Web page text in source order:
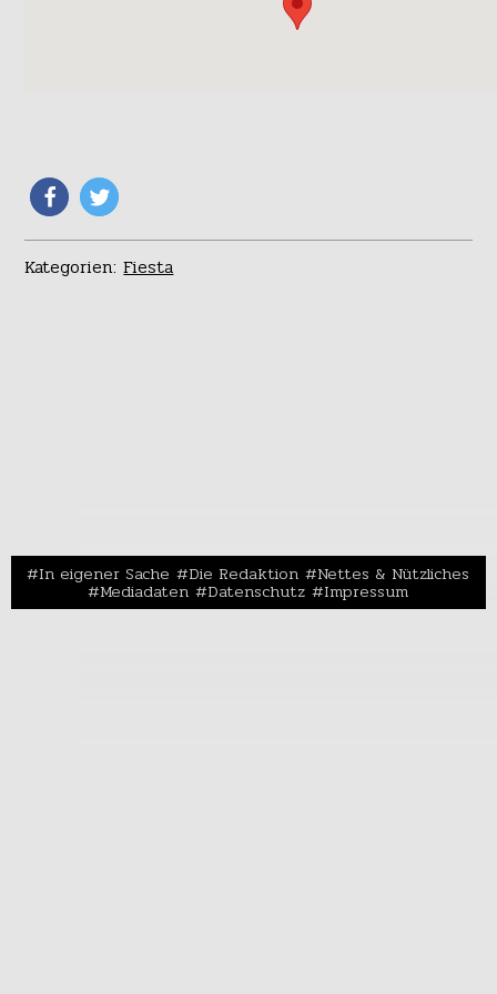
Kategorien:Fiesta
In eigener Sache Die Redaktion Nettes & Nützliches
Mediadaten Datenschutz Impressum